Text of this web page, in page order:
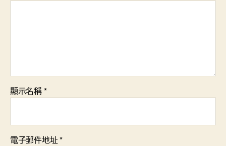
顯示名稱*
電子郵件地址*